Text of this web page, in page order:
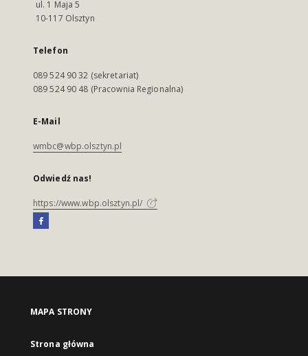
ul. 1 Maja 5
10-117 Olsztyn
Telefon
089 524 90 32 (sekretariat)
089 524 90 48 (Pracownia Regionalna)
E-Mail
wmbc@wbp.olsztyn.pl
Odwiedź nas!
https://www.wbp.olsztyn.pl/
MAPA STRONY
Strona główna